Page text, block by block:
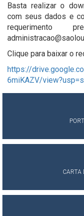
Basta realizar o
com seus dados e
requerimento
Clique para baixar o
https://
6miKAZV/
CARTA